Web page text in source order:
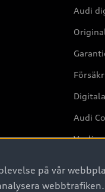
Audi
Audi
2G/
detta?
på vår